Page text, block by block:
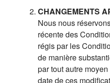
CHANGEMENTS
Nous nous
récente des
régis par les
de manière
par tout autre
date de ces